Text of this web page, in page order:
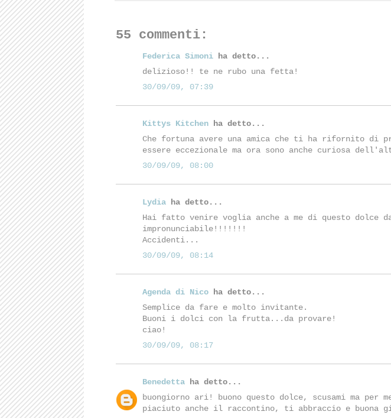
55 commenti:
Federica Simoni ha detto...
delizioso!! te ne rubo una fetta!
30/09/09, 07:39
Kittys Kitchen ha detto...
Che fortuna avere una amica che ti ha rifornito di
essere eccezionale ma ora sono anche curiosa
30/09/09, 08:00
Lydia ha detto...
Hai fatto venire voglia anche a me di questo dolce
impronunciabile!!!!!!!
Accidenti...
30/09/09, 08:14
Agenda di Nico
ha detto...
Semplice da fare e molto invitante.
Buoni i dolci con la frutta...da provare!
ciao!
30/09/09, 08:17
Benedetta ha detto...
buongiorno ari! buono questo dolce, scusami ma per
piaciuto anche il raccontino, ti abbraccio e buona